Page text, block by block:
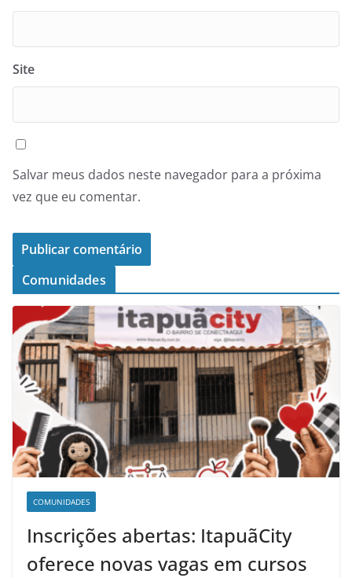
Site
Salvar meus dados neste navegador para a próxima
vez que eu comentar.
Comunidades
COMUNIDADES
Inscrições abertas: ItapuãCity
oferece novas vagas em cursos